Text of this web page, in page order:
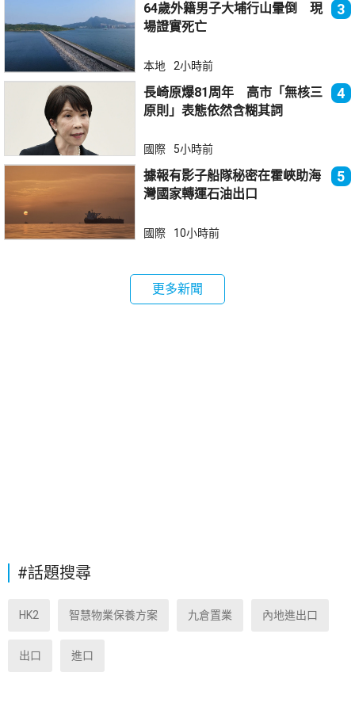
64歲外籍男子大埔行山暈倒 現
場證實死亡
3
本地 2小時前
長崎原爆81周年 高市「無核三
原則」表態依然含糊其詞
4
國際 5小時前
據報有影子船隊秘密在霍峽助海
灣國家轉運石油出口
5
國際 10小時前
更多新聞
#話題搜尋
HK2 智慧物業保養方案 九倉置業 內地進出口
出口 進口